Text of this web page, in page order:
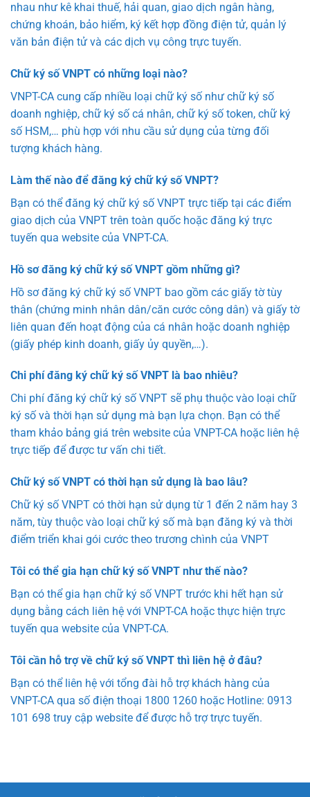
nhau như kê khai thuế, hải quan, giao dịch ngân hàng,
chứng khoán, bảo hiểm, ký kết hợp đồng điện tử, quản lý
văn bản điện tử và các dịch vụ công trực tuyến.
Chữ ký số VNPT có những loại nào?
VNPT-CA cung cấp nhiều loại chữ ký số như chữ ký số
doanh nghiệp, chữ ký số cá nhân, chữ ký số token, chữ ký
số HSM,… phù hợp với nhu cầu sử dụng của từng đối
tượng khách hàng.
Làm thế nào để đăng ký chữ ký số VNPT?
Bạn có thể đăng ký chữ ký số VNPT trực tiếp tại các điểm
giao dịch của VNPT trên toàn quốc hoặc đăng ký trực
tuyến qua website của VNPT-CA.
Hồ sơ đăng ký chữ ký số VNPT gồm những gì?
Hồ sơ đăng ký chữ ký số VNPT bao gồm các giấy tờ tùy
thân (chứng minh nhân dân/căn cước công dân) và giấy tờ
liên quan đến hoạt động của cá nhân hoặc doanh nghiệp
(giấy phép kinh doanh, giấy ủy quyền,…).
Chi phí đăng ký chữ ký số VNPT là bao nhiêu?
Chi phí đăng ký chữ ký số VNPT sẽ phụ thuộc vào loại chữ
ký số và thời hạn sử dụng mà bạn lựa chọn. Bạn có thể
tham khảo bảng giá trên website của VNPT-CA hoặc liên hệ
trực tiếp để được tư vấn chi tiết.
Chữ ký số VNPT có thời hạn sử dụng là bao lâu?
Chữ ký số VNPT có thời hạn sử dụng từ 1 đến 2 năm hay 3
năm, tùy thuộc vào loại chữ ký số mà bạn đăng ký và thời
điểm triển khai gói cước theo trương chình của VNPT
Tôi có thể gia hạn chữ ký số VNPT như thế nào?
Bạn có thể gia hạn chữ ký số VNPT trước khi hết hạn sử
dụng bằng cách liên hệ với VNPT-CA hoặc thực hiện trực
tuyến qua website của VNPT-CA.
Tôi cần hỗ trợ về chữ ký số VNPT thì liên hệ ở đâu?
Bạn có thể liên hệ với tổng đài hỗ trợ khách hàng của
VNPT-CA qua số điện thoại 1800 1260 hoặc Hotline: 0913
101 698 truy cập website để được hỗ trợ trực tuyến.